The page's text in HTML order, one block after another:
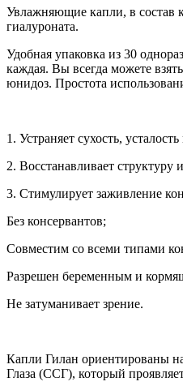
Увлажняющие капли, в состав
гиалуроната.
Удобная упаковка из 30
каждая. Вы всегда можете
юнидоз. Простота
1. Устраняет сухость,
2. Восстанавливает структуру
3. Стимулирует заживление
Без консервантов;
Совместим со всеми типами
Разрешен беременным и
Не затуманивает зрение.
Капли Гилан ориентированы
Глаза (ССГ), который